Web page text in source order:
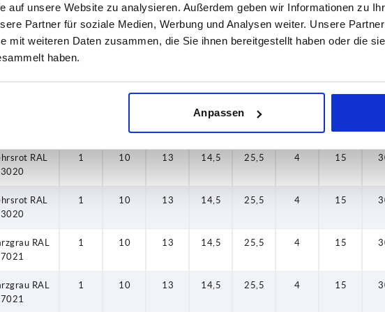
auf unsere Website zu analysieren. Außerdem geben wir Informationen zu
Partner für soziale Medien, Werbung und Analysen weiter. Unsere
mit weiteren Daten zusammen, die Sie ihnen bereitgestellt haben oder die
haben.
Anpassen
RAL
2004
1 10 13 14,5 25,5 4 15
14,5 25,5
RAL
3020
1 10 13 14,5 25,5 4 15
RAL
3020
1 10 13 14,5 25,5 4 15
RAL
7021
1 10 13 14,5 25,5 4 15
RAL
7021
1 10 13 14,5 25,5 4 15